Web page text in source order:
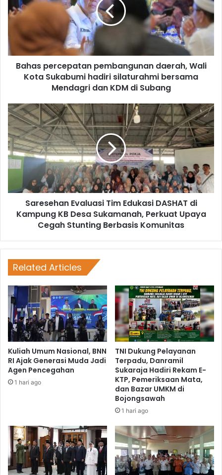
Bahas percepatan pembangunan daerah, Wali
Kota Sukabumi hadiri silaturahmi bersama
Mendagri dan KDM di Subang
Saresehan Evaluasi Tim Edukasi DASHAT di
Kampung KB Desa Sukamanah, Perkuat Upaya
Cegah Stunting Berbasis Komunitas
Related Articles
Kuliah Umum Nasional, BNN
RI Ajak Generasi Muda Jadi
Agen Pencegahan
1 hari ago
TNI Dukung Pelayanan
Terpadu, Danramil
Sukaraja Hadiri Rekam E-
KTP, Pemeriksaan Mata,
dan Bazar UMKM di
Bojongsawah
1 hari ago